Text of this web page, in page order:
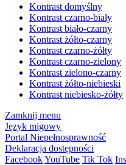
Kontrast domyślny
Kontrast czarno-biały
Kontrast biało-czarny
Kontrast żółto-czarny
Kontrast czarno-żółty
Kontrast czarno-zielony
Kontrast zielono-czarny
Kontrast żółto-niebieski
Kontrast niebiesko-żółty
Zamknij menu
Język migowy
Portal Niepełnosprawność
Deklaracja dostępności
FacebookYouTube Tik Tok